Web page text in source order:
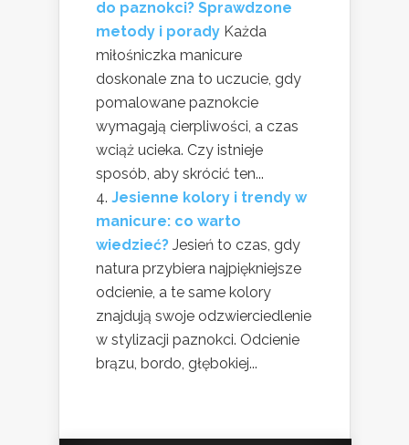
do paznokci? Sprawdzone
metody i porady Każda
miłośniczka manicure
doskonale zna to uczucie, gdy
pomalowane paznokcie
wymagają cierpliwości, a czas
wciąż ucieka. Czy istnieje
sposób, aby skrócić ten...
Jesienne kolory i trendy w
manicure: co warto
wiedzieć? Jesień to czas, gdy
natura przybiera najpiękniejsze
odcienie, a te same kolory
znajdują swoje odzwierciedlenie
w stylizacji paznokci. Odcienie
brązu, bordo, głębokiej...